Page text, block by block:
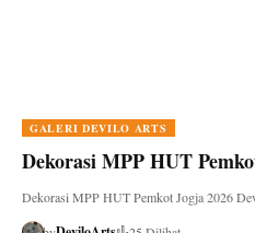
GALERI DEVILO ARTS
Dekorasi MPP HUT
Dekorasi MPP HUT Pemkot Jogja 2026